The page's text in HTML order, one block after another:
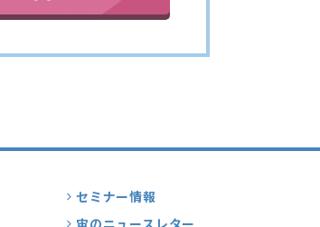
セミナー情報
宙のニュースレター